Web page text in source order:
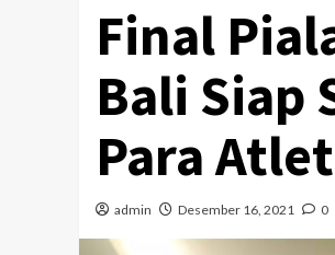
Final
Bali Siap
Para
admin Desember 16, 2021 0